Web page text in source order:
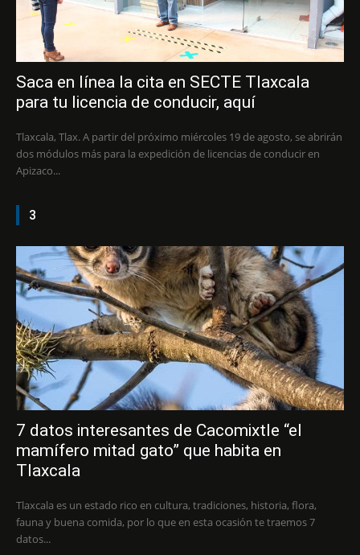
Saca en línea la cita en SECTE Tlaxcala
para tu licencia de conducir, aquí
Tlaxcala, Tlax. A partir del próximo miércoles 19 de agosto, se abrirán
dos módulos más para la expedición de licencias de conducir en
Apizaco...
3
7 datos interesantes de Cacomixtle “el
mamífero mitad gato” que habita en
Tlaxcala
Tlaxcala es un estado rico en cultura, tradiciones, historia, flora,
fauna y buena comida, por lo que en esta ocasión te traemos 7
datos...